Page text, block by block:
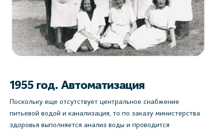
1955 год. Автоматизация
Поскольку еще отсутствует центральное снабжение
питьевой водой и канализация, то по заказу министерства
здоровья выполняется анализ воды и проводится